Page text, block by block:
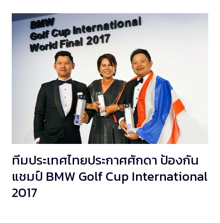
ทีมประเทศไทยประกาศศักดา ป้องกัน
แชมป์ BMW Golf Cup International
2017